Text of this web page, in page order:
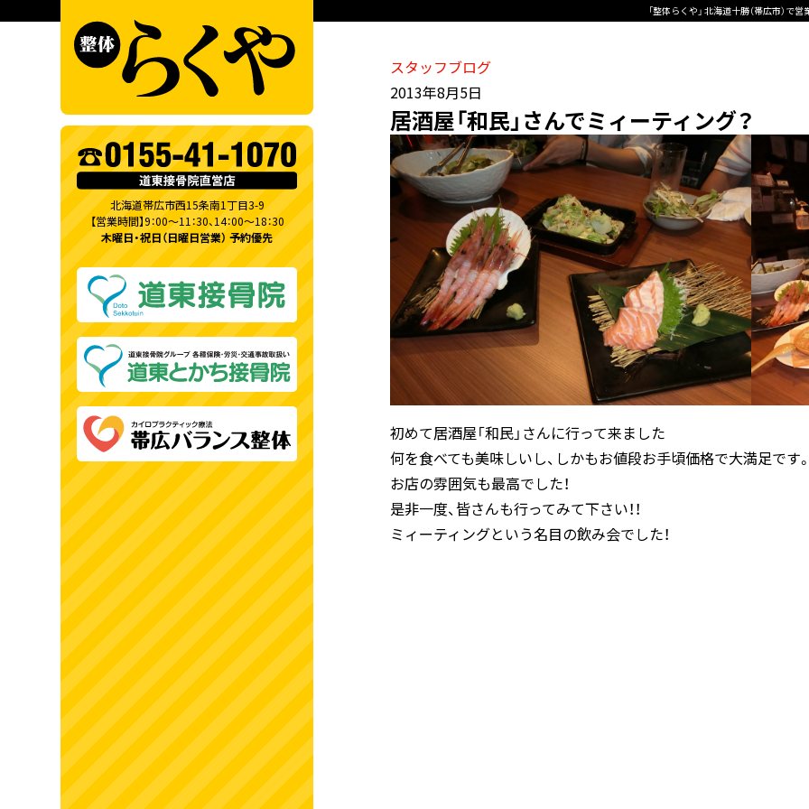
「整体らくや」 北海道十勝（帯広市）
北海道帯広市西15条南1丁目3-9
【営業時間】9：00～11：30、14：00～18：30
木曜日・祝日（日曜日営業） 予約優先
スタッフブログ
2013年8月5日
居酒屋「和民」さんでミィーティング？
初めて居酒屋「和民」さんに行って来ました
何を食べても美味しいし、しかもお値段お手頃価格で大満足です
お店の雰囲気も最高でした！
是非一度、皆さんも行ってみて下さい！！
ミィーティングという名目の飲み会でした！